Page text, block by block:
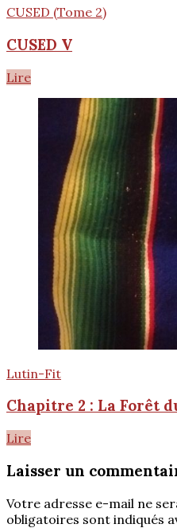
CUSED (Tome 2)
CUSED V
Lire
Lutin-Fit
Chapitre 2 : La Forêt
Lire
Laisser un
Votre adresse e-mail ne
obligatoires sont indiqués